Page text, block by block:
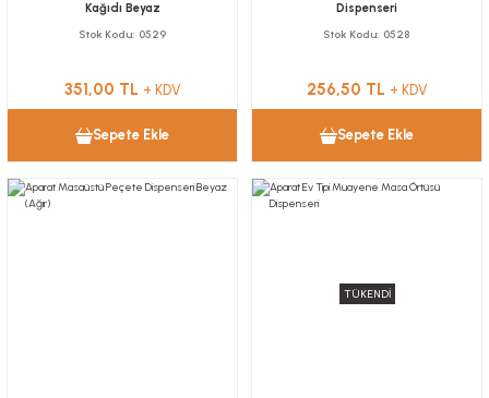
Kağıdı Beyaz
Stok Kodu 0529
351,00 TL + KDV
Sepete Ekle
Dispenseri
Stok Kodu 0528
256,50 TL + KDV
Sepete Ekle
TÜKENDİ